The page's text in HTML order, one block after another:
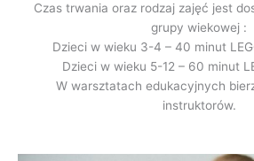
Czas trwania oraz rodzaj zajęć jest
grupy wiekowej :
Dzieci w wieku 3-4 – 40 minut
Dzieci w wieku 5-12 – 60 minut
W warsztatach edukacyjnych
instruktorów.